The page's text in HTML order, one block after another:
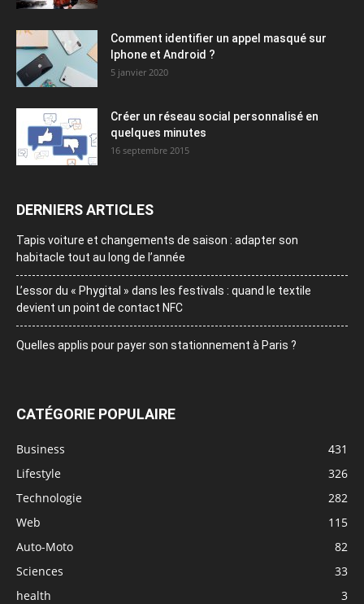
Comment identifier un appel masqué sur
Iphone et Android ?
5 janvier 2020
Créer un réseau social personnalisé en
quelques minutes
16 septembre 2015
DERNIERS ARTICLES
Tapis voiture et changements de saison : adapter son
habitacle tout au long de l’année
L’essor du « Phygital » dans les festivals : quand le textile
devient un point de contact NFC
Quelles applis pour payer son stationnement à Paris ?
CATÉGORIE POPULAIRE
Business
431
Lifestyle
326
Technologie
282
Web
115
Auto-Moto
82
Sciences
33
health
3